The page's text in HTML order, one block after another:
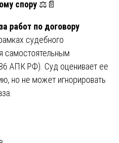
спору ⚖️📄
работ по договору
судебного
самостоятельным
АПК РФ). Суд оценивает ее
но не может игнорировать